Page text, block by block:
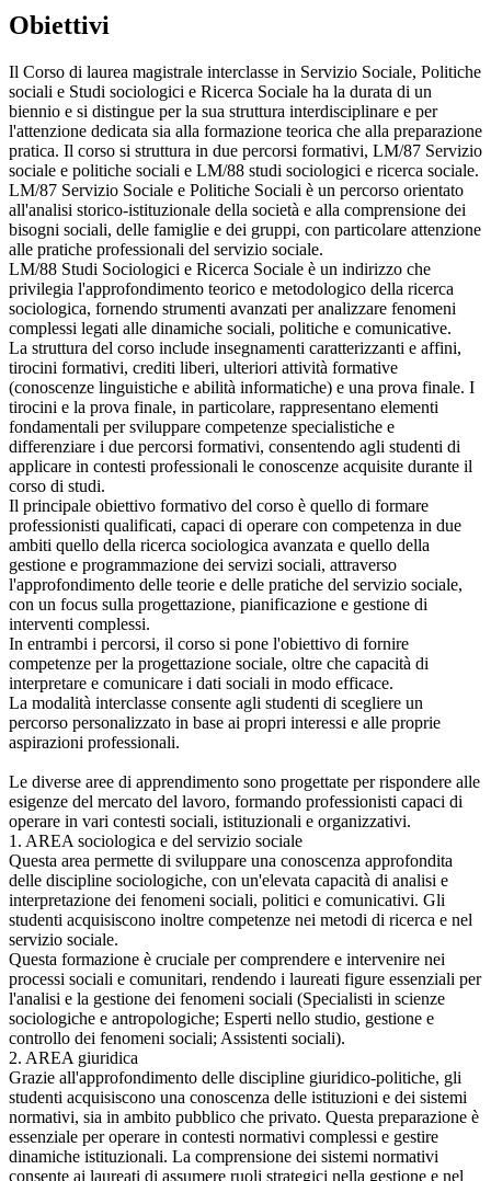
Obiettivi
Il Corso di laurea magistrale interclasse in Servizio Sociale, Politiche
sociali e Studi sociologici e Ricerca Sociale ha la durata di un
biennio e si distingue per la sua struttura interdisciplinare e per
l'attenzione dedicata sia alla formazione teorica che alla preparazione
pratica. Il corso si struttura in due percorsi formativi, LM/87 Servizio
sociale e politiche sociali e LM/88 studi sociologici e ricerca sociale.
LM/87 Servizio Sociale e Politiche Sociali è un percorso orientato
all'analisi storico-istituzionale della società e alla comprensione dei
bisogni sociali, delle famiglie e dei gruppi, con particolare attenzione
alle pratiche professionali del servizio sociale.
LM/88 Studi Sociologici e Ricerca Sociale è un indirizzo che
privilegia l'approfondimento teorico e metodologico della ricerca
sociologica, fornendo strumenti avanzati per analizzare fenomeni
complessi legati alle dinamiche sociali, politiche e comunicative.
La struttura del corso include insegnamenti caratterizzanti e affini,
tirocini formativi, crediti liberi, ulteriori attività formative
(conoscenze linguistiche e abilità informatiche) e una prova finale. I
tirocini e la prova finale, in particolare, rappresentano elementi
fondamentali per sviluppare competenze specialistiche e
differenziare i due percorsi formativi, consentendo agli studenti di
applicare in contesti professionali le conoscenze acquisite durante il
corso di studi.
Il principale obiettivo formativo del corso è quello di formare
professionisti qualificati, capaci di operare con competenza in due
ambiti quello della ricerca sociologica avanzata e quello della
gestione e programmazione dei servizi sociali, attraverso
l'approfondimento delle teorie e delle pratiche del servizio sociale,
con un focus sulla progettazione, pianificazione e gestione di
interventi complessi.
In entrambi i percorsi, il corso si pone l'obiettivo di fornire
competenze per la progettazione sociale, oltre che capacità di
interpretare e comunicare i dati sociali in modo efficace.
La modalità interclasse consente agli studenti di scegliere un
percorso personalizzato in base ai propri interessi e alle proprie
aspirazioni professionali.
Le diverse aree di apprendimento sono progettate per rispondere alle
esigenze del mercato del lavoro, formando professionisti capaci di
operare in vari contesti sociali, istituzionali e organizzativi.
1. AREA sociologica e del servizio sociale
Questa area permette di sviluppare una conoscenza approfondita
delle discipline sociologiche, con un'elevata capacità di analisi e
interpretazione dei fenomeni sociali, politici e comunicativi. Gli
studenti acquisiscono inoltre competenze nei metodi di ricerca e nel
servizio sociale.
Questa formazione è cruciale per comprendere e intervenire nei
processi sociali e comunitari, rendendo i laureati figure essenziali per
l'analisi e la gestione dei fenomeni sociali (Specialisti in scienze
sociologiche e antropologiche; Esperti nello studio, gestione e
controllo dei fenomeni sociali; Assistenti sociali).
2. AREA giuridica
Grazie all'approfondimento delle discipline giuridico-politiche, gli
studenti acquisiscono una conoscenza delle istituzioni e dei sistemi
normativi, sia in ambito pubblico che privato. Questa preparazione è
essenziale per operare in contesti normativi complessi e gestire
dinamiche istituzionali. La comprensione dei sistemi normativi
consente ai laureati di assumere ruoli strategici nella gestione e nel